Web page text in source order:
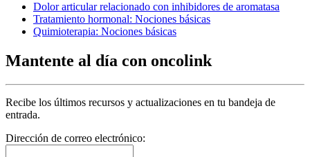
Dolor articular relacionado con inhibidores de aromatasa
Tratamiento hormonal: Nociones básicas
Quimioterapia: Nociones básicas
Mantente al día con oncolink
Recibe los últimos recursos y actualizaciones en tu bandeja de
entrada.
Dirección de correo electrónico: